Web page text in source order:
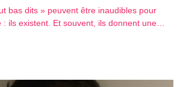
bas dits » peuvent être inaudibles pour
: ils existent. Et souvent, ils donnent une…